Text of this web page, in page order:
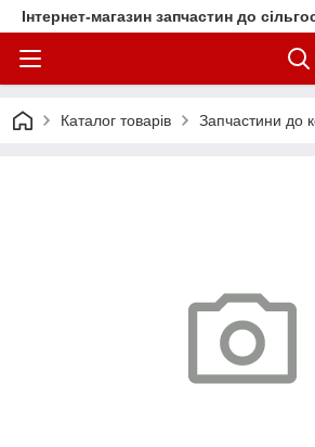
Інтернет-магазин запчастин до
Каталог товарів Запчастини до